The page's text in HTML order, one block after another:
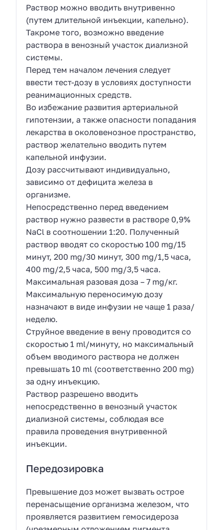
Раствор можно вводить внутривенно
(путем длительной инъекции, капельно).
Такроме того, возможно введение
раствора в венозный участок диализной
системы.
Перед тем началом лечения следует
ввести тест-дозу в условиях доступности
реанимационных средств.
Bo избежание развития артериальной
гипотензии, a также опасности попадания
лекарства в околовенозное проcтранство,
раствор желательно вводить путем
капельной инфузии.
Дозу рассчитывают индивидуально,
зависимо от дефицита железа в
организме.
Непосредственно перед введением
раствор нужно развести в растворе 0,9%
NaCl в соотношении 1:20. Полученный
раствор вводят co скоростью 100 mg/15
минут, 200 mg/30 минут, 300 mg/1,5 часа,
400 mg/2,5 часа, 500 mg/3,5 часа.
Максимальная разовая доза – 7 mg/кг.
Максимальную переносимую дозу
назначают в виде инфузии не чаще 1 раза/
неделю.
Струйное введение в вену проводится со
скоростью 1 ml/минуту, но максимальный
объем вводимого раствора не должен
превышать 10 ml (соответственно 200 mg)
за одну инъекцию.
Раствор разрешено вводить
непосредственно в венозный участок
диализной системы, соблюдая все
правила проведения внутривенной
инъекции.
Передозировка
Превышение доз может вызвать острое
перенасыщение организма железом, что
проявляется развитием гемосидероза